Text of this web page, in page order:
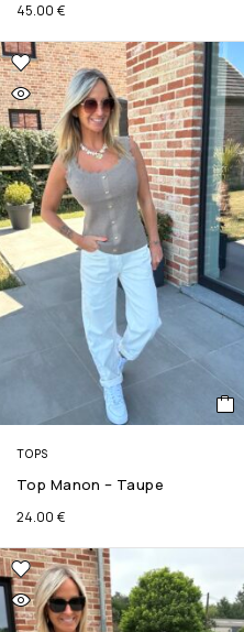
45.00 €
TOPS
Top Manon – Taupe
24.00 €